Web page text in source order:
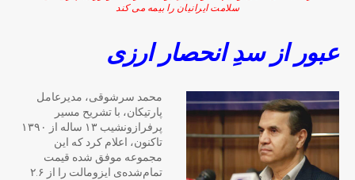
سلامت ایرانیان را بیمه می کند
عبور از سدِ انحصار ارزی
محمد سرشوقی، مدیرعامل
پارتیکان، با تشریح مسیر
پرفرازونشیب ۱۳ ساله از ۱۳۹۰
تاکنون، اعلام کرد که این
مجموعه موفق شده قیمت
تمام‌شده‌ی ایزومالت را از ۲.۶